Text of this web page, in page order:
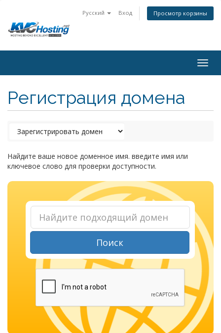
Русский Вход Просмотр корзины
Регистрация домена
Найдите ваше новое доменное имя. введите имя или
ключевое слово для проверки доступности.
Поиск